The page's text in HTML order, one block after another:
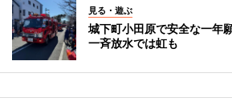
見る・遊ぶ
城下町小田原で安全な一年
一斉放水では虹も